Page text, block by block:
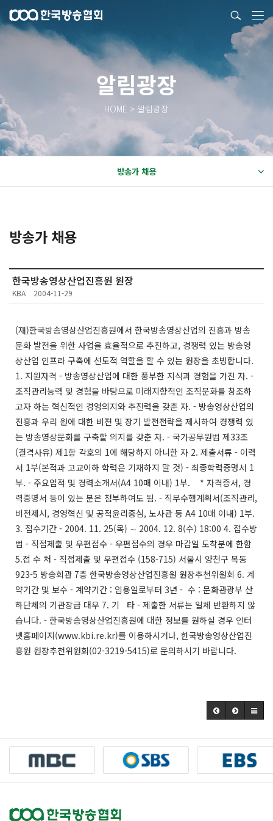
알림광장
HOME > 알림광장
방송가 채용
방송가 채용
한국방송영상산업진흥원 원장
KBA 2004-11-29
(재)한국방송영상산업진흥원에서 한국방송영상산업의 진흥과 방송
문화 발전을 위한 사업을 효율적으로 추진하고, 경쟁력 있는 방송영
상산업 인프라 구축에 선도적 역할을 할 수 있는 원장을 초빙합니다.
1. 지원자격 - 방송영상산업에 대한 풍부한 지식과 경험을 가진 자. -
조직관리능력 및 경험을 바탕으로 미래지향적인 조직문화를 창조하
고자 하는 혁신적인 경영의지와 추진력을 갖춘 자. - 방송영상산업의
진흥과 우리 원에 대한 비젼 및 장기 발전전략을 제시하여 경쟁력 있
는 방송영상문화를 구축할 의지를 갖춘 자. - 국가공무원법 제33조
(결격사유) 제1항 각호의 1에 해당하지 아니한 자 2. 제출서류 - 이력
서 1부(본적과 고교이하 학력은 기재하지 말 것) - 최종학력증명서 1
부. - 주요업적 및 경력소개서(A4 10매 이내) 1부. * 자격증서, 경
력증명서 등이 있는 분은 첨부하여도 됨. - 직무수행계획서(조직관리,
비전제시, 경영혁신 및 공적윤리중심, 노사관 등 A4 10매 이내) 1부.
3. 접수기간 - 2004. 11. 25(목) ∼ 2004. 12. 8(수) 18:00 4. 접수방
법 - 직접제출 및 우편접수 - 우편접수의 경우 마감일 도착분에 한함
5.접 수 처 - 직접제출 및 우편접수 (158-715) 서울시 양천구 목동
923-5 방송회관 7층 한국방송영상산업진흥원 원장추천위원회 6. 계
약기간 및 보수 - 계약기간 : 임용일로부터 3년 - 수 : 문화관광부 산
하단체의 기관장급 대우 7. 기 타 - 제출한 서류는 일체 반환하지 않
습니다. - 한국방송영상산업진흥원에 대한 정보를 원하실 경우 인터
넷홈페이지(www.kbi.re.kr)를 이용하시거나, 한국방송영상산업진
흥원 원장추천위원회(02-3219-5415)로 문의하시기 바랍니다.